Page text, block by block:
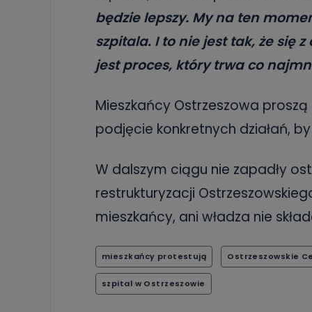
ich
sprzeciwu
Do
Jakie
Przetwarzane
adres
oraz partnerzy
Jak
Można to
będzie lepszy. My na ten
szpitala. I to nie jest tak, że się
jest proces, który trwa co
Mieszkańcy Ostrzeszowa
podjęcie konkretnych działań,
W dalszym ciągu nie zapadły
restrukturyzacji
mieszkańcy, ani władza nie
mieszkańcy protestują Ostrzeszowskie
szpital w Ostrzeszowie